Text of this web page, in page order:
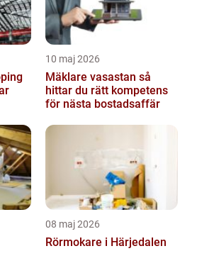
10 maj 2026
Mäklare vasastan så
hittar du rätt kompetens
för nästa bostadsaffär
08 maj 2026
Rörmokare i Härjedalen